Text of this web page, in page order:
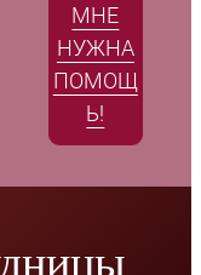
МНЕ
НУЖНА
ПОМОЩ
Ь!